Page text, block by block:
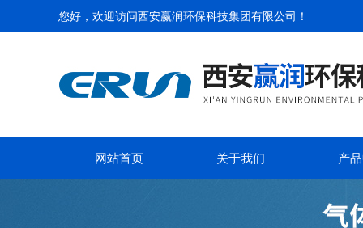
您好，欢迎访问西安赢润环保科技集团有限公司 ！
网站首页 关于我们 产